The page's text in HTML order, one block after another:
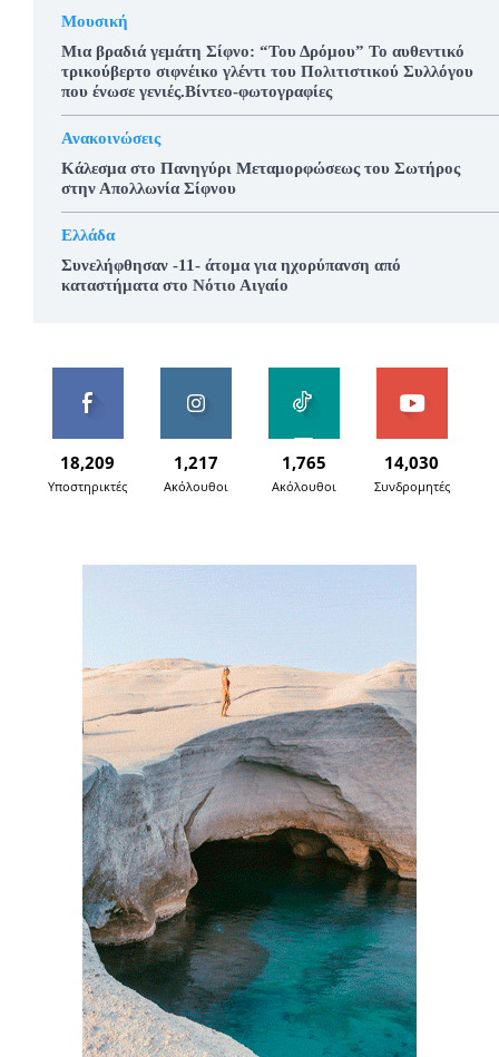
Μουσική
Μια βραδιά γεμάτη Σίφνο: “Του Δρόμου” Το αυθεντικό
τρικούβερτο σιφνέικο γλέντι του Πολιτιστικού Συλλόγου
που ένωσε γενιές.Βίντεο-φωτογραφίες
Ανακοινώσεις
Κάλεσμα στο Πανηγύρι Μεταμορφώσεως του Σωτήρος
στην Απολλωνία Σίφνου
Ελλάδα
Συνελήφθησαν -11- άτομα για ηχορύπανση από
καταστήματα στο Νότιο Αιγαίο
18,209
Υποστηρικτές
1,217
Ακόλουθοι
1,765
Ακόλουθοι
14,030
Συνδρομητές